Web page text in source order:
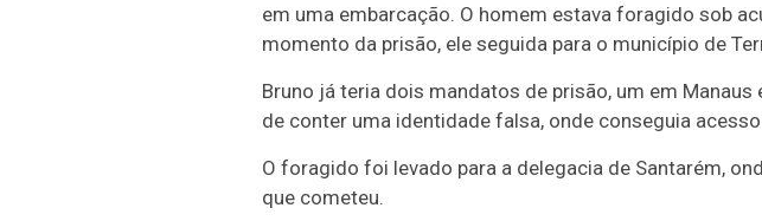
em uma embarcação. O homem estava foragido sob
momento da prisão, ele seguida para o município de
Bruno já teria dois mandatos de prisão, um em
de conter uma identidade falsa, onde conseguia
O foragido foi levado para a delegacia de Santarém,
que cometeu.